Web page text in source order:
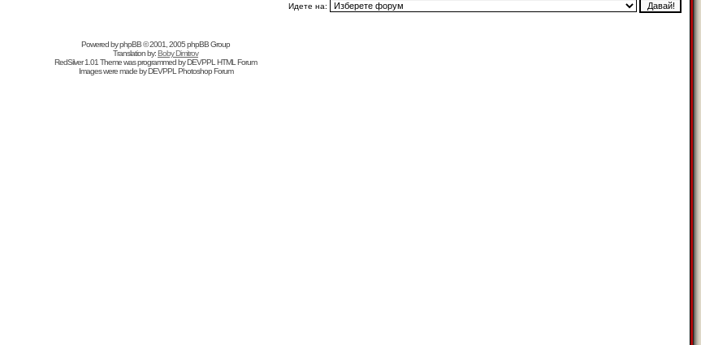
Идете на:
Powered byphpBB© 2001, 2005 phpBB Group
Translation by:Boby Dimitrov
RedSilver 1.01 Theme was programmed byDEVPPL HTML Forum
Images were made byDEVPPL Photoshop Forum